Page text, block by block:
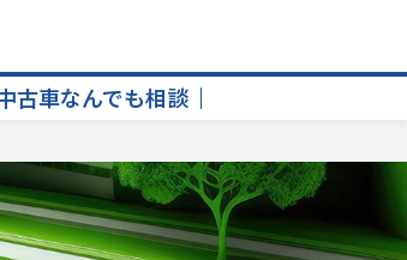
古車なんでも相談